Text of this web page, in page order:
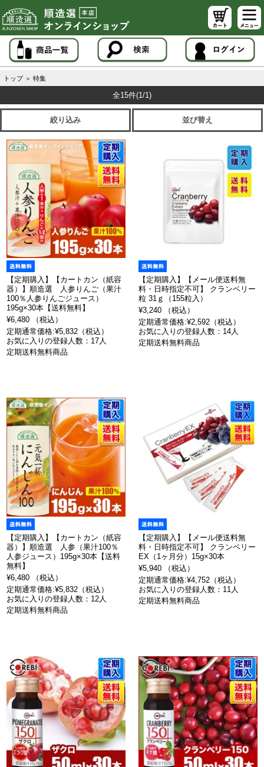
トップ ＞ 特集
全15件(1/1)
絞り込み 並び替え
【定期購入】【カートカン（紙容
器）】順造選 人参りんご（果汁
100％人参りんごジュース）
195g×30本【送料無料】
¥6,480 （税込）
定期通常価格:¥5,832（税込）
お気に入りの登録人数：17人
定期送料無料商品
【定期購入】【メール便送料無
料・日時指定不可】 クランベリー
粒 31ｇ（155粒入）
¥3,240 （税込）
定期通常価格:¥2,592（税込）
お気に入りの登録人数：14人
定期送料無料商品
【定期購入】【カートカン（紙容
器）】順造選 人参（果汁100％
人参ジュース）195g×30本【送料
無料】
¥6,480 （税込）
定期通常価格:¥5,832（税込）
お気に入りの登録人数：12人
定期送料無料商品
【定期購入】【メール便送料無
料・日時指定不可】 クランベリー
EX（1ヶ月分）15g×30本
¥5,940 （税込）
定期通常価格:¥4,752（税込）
お気に入りの登録人数：11人
定期送料無料商品